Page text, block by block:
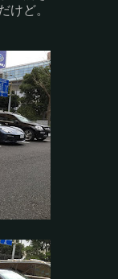
けど。